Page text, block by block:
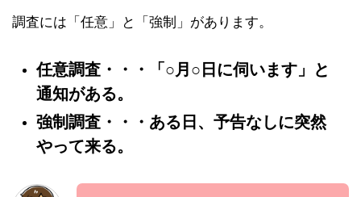
調査には「任意」と「強制」があります。
任意調査・・・「○月○日に伺います」と
通知がある。
強制調査・・・ある日、予告なしに突然
やって来る。